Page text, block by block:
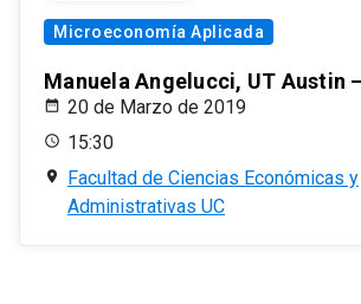
Microeconomía Aplicada
Manuela Angelucci, UT Austin
20 de Marzo de 2019
15:30
Facultad de Ciencias Económicas y
Administrativas UC